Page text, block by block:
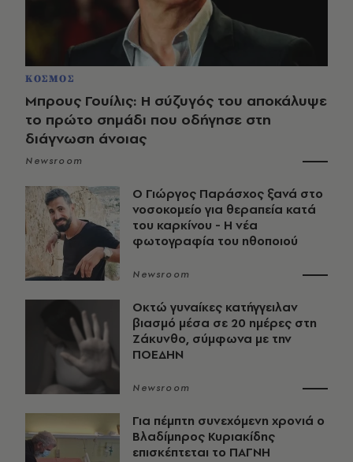
ΚΟΣΜΟΣ
Μπρους Γουίλις: Η σύζυγός του αποκάλυψε
το πρώτο σημάδι που οδήγησε στη
διάγνωση άνοιας
Newsroom
O Γιώργος Παράσχος ξανά στο
νοσοκομείο για θεραπεία κατά
του καρκίνου - Η νέα
φωτογραφία του ηθοποιού
Newsroom
Οκτώ γυναίκες κατήγγειλαν
βιασμό μέσα σε 20 ημέρες στη
Ζάκυνθο, σύμφωνα με την
ΠΟΕΔΗΝ
Newsroom
Για πέμπτη συνεχόμενη χρονιά ο
Βλαδίμηρος Κυριακίδης
επισκέπτεται το ΠΑΓΝΗ